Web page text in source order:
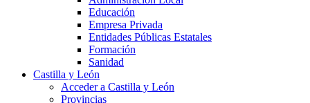
Educación
Empresa Privada
Entidades Públicas Estatales
Formación
Sanidad
Castilla y León
Acceder a Castilla y León
Provincias